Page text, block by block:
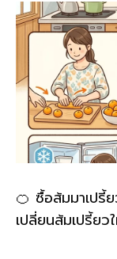
🍊 ซื้อส้มมาเป
เปลี่ยนส้มเปรี้ยว